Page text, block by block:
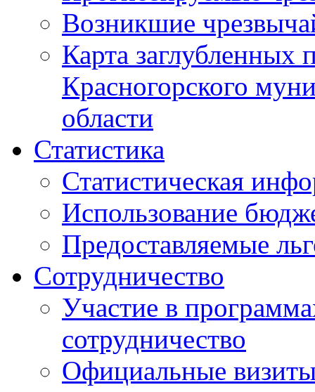
Возникшие
Карта
Красногорского
области
Статистика
Статистическая
Использование
Предоставляемые
Сотрудничество
Участие в
сотрудничество
Официальные